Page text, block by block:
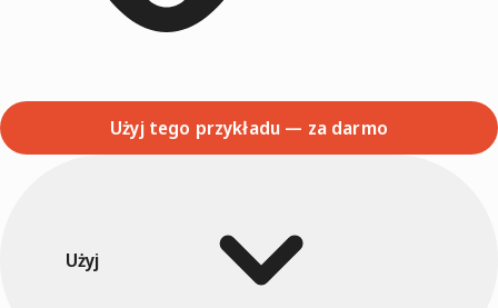
Użyj tego przykładu — za darmo
Użyj